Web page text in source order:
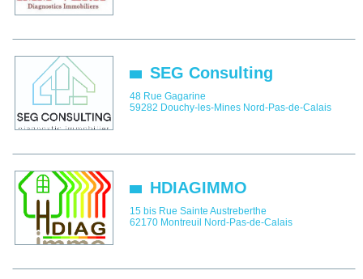
SEG Consulting
48 Rue Gagarine
59282 Douchy-les-Mines Nord-Pas-de-Calais
HDIAGIMMO
15 bis Rue Sainte Austreberthe
62170 Montreuil Nord-Pas-de-Calais